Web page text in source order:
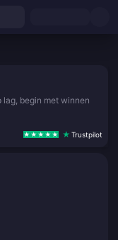
lag, begin met winnen
Trustpilot